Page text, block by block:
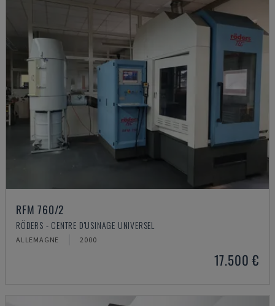
RFM 760/2
RÖDERS - CENTRE D'USINAGE UNIVERSEL
ALLEMAGNE 2000
17.500 €